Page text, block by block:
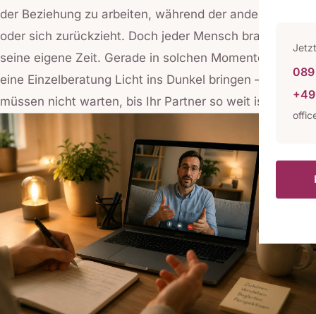
089
der Beziehung zu arbeiten, während der andere zögert
oder sich zurückzieht. Doch jeder Mensch braucht
seine eigene Zeit. Gerade in solchen Momenten kann
eine Einzelberatung Licht ins Dunkel bringen — und Sie
müssen nicht warten, bis Ihr Partner so weit ist.